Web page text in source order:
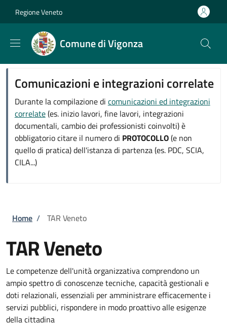
Regione Veneto
Comune di Vigonza
Comunicazioni e integrazioni correlate
Durante la compilazione di comunicazioni ed integrazioni
correlate(es. inizio lavori, fine lavori, integrazioni
documentali, cambio dei professionisti coinvolti) è
obbligatorio citare il numero di PROTOCOLLO(e non
quello di pratica) dell'istanza di partenza (es. PDC, SCIA,
CILA...)
Briciole di pane
Home / TAR Veneto
TAR Veneto
Le competenze dell'unità organizzativa comprendono un
ampio spettro di conoscenze tecniche, capacità gestionali e
doti relazionali, essenziali per amministrare efficacemente i
servizi pubblici, rispondere in modo proattivo alle esigenze
della cittadina